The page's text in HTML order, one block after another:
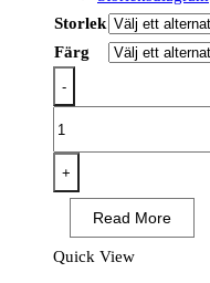
Storlek
Färg
-
WX2
Eco
Fleece
mängd
+
Read More
Quick View